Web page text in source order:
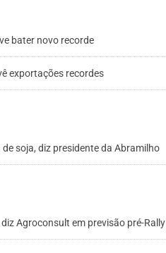
bater novo recorde
exportações recordes
soja, diz presidente da Abramilho
Agroconsult em previsão pré-Rally